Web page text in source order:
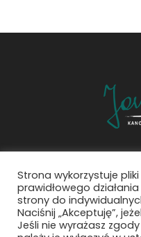
Klauzula
Strona wykorzystuje
prawidłowego
strony do
Naciśnij „Akceptuję”,
Jeśli nie wyrażasz